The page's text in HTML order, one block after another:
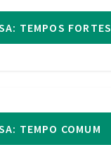
TEMPOS FORTES
TEMPO COMUM